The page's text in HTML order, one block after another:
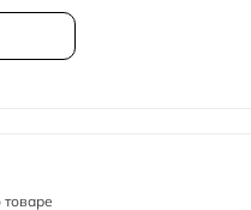
25-35, 35-45
2016